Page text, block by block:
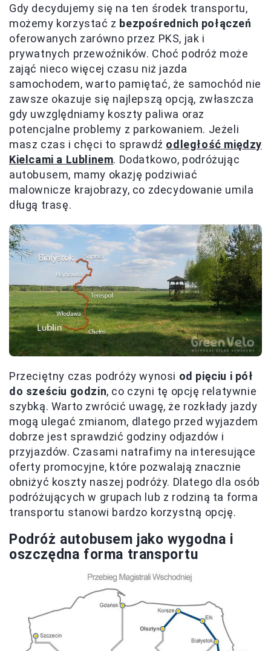
Gdy decydujemy się na ten środek transportu,
możemy korzystać z bezpośrednich połączeń
oferowanych zarówno przez PKS, jak i
prywatnych przewoźników. Choć podróż może
zająć nieco więcej czasu niż jazda
samochodem, warto pamiętać, że samochód nie
zawsze okazuje się najlepszą opcją, zwłaszcza
gdy uwzględniamy koszty paliwa oraz
potencjalne problemy z parkowaniem. Jeżeli
masz czas i chęci to sprawdź odległość między
Kielcami a Lublinem. Dodatkowo, podróżując
autobusem, mamy okazję podziwiać
malownicze krajobrazy, co zdecydowanie umila
długą trasę.
Przeciętny czas podróży wynosi od pięciu i pół
do sześciu godzin, co czyni tę opcję relatywnie
szybką. Warto zwrócić uwagę, że rozkłady jazdy
mogą ulegać zmianom, dlatego przed wyjazdem
dobrze jest sprawdzić godziny odjazdów i
przyjazdów. Czasami natrafimy na interesujące
oferty promocyjne, które pozwalają znacznie
obniżyć koszty naszej podróży. Dlatego dla osób
podróżujących w grupach lub z rodziną ta forma
transportu stanowi bardzo korzystną opcję.
Podróż autobusem jako wygodna i
oszczędna forma transportu